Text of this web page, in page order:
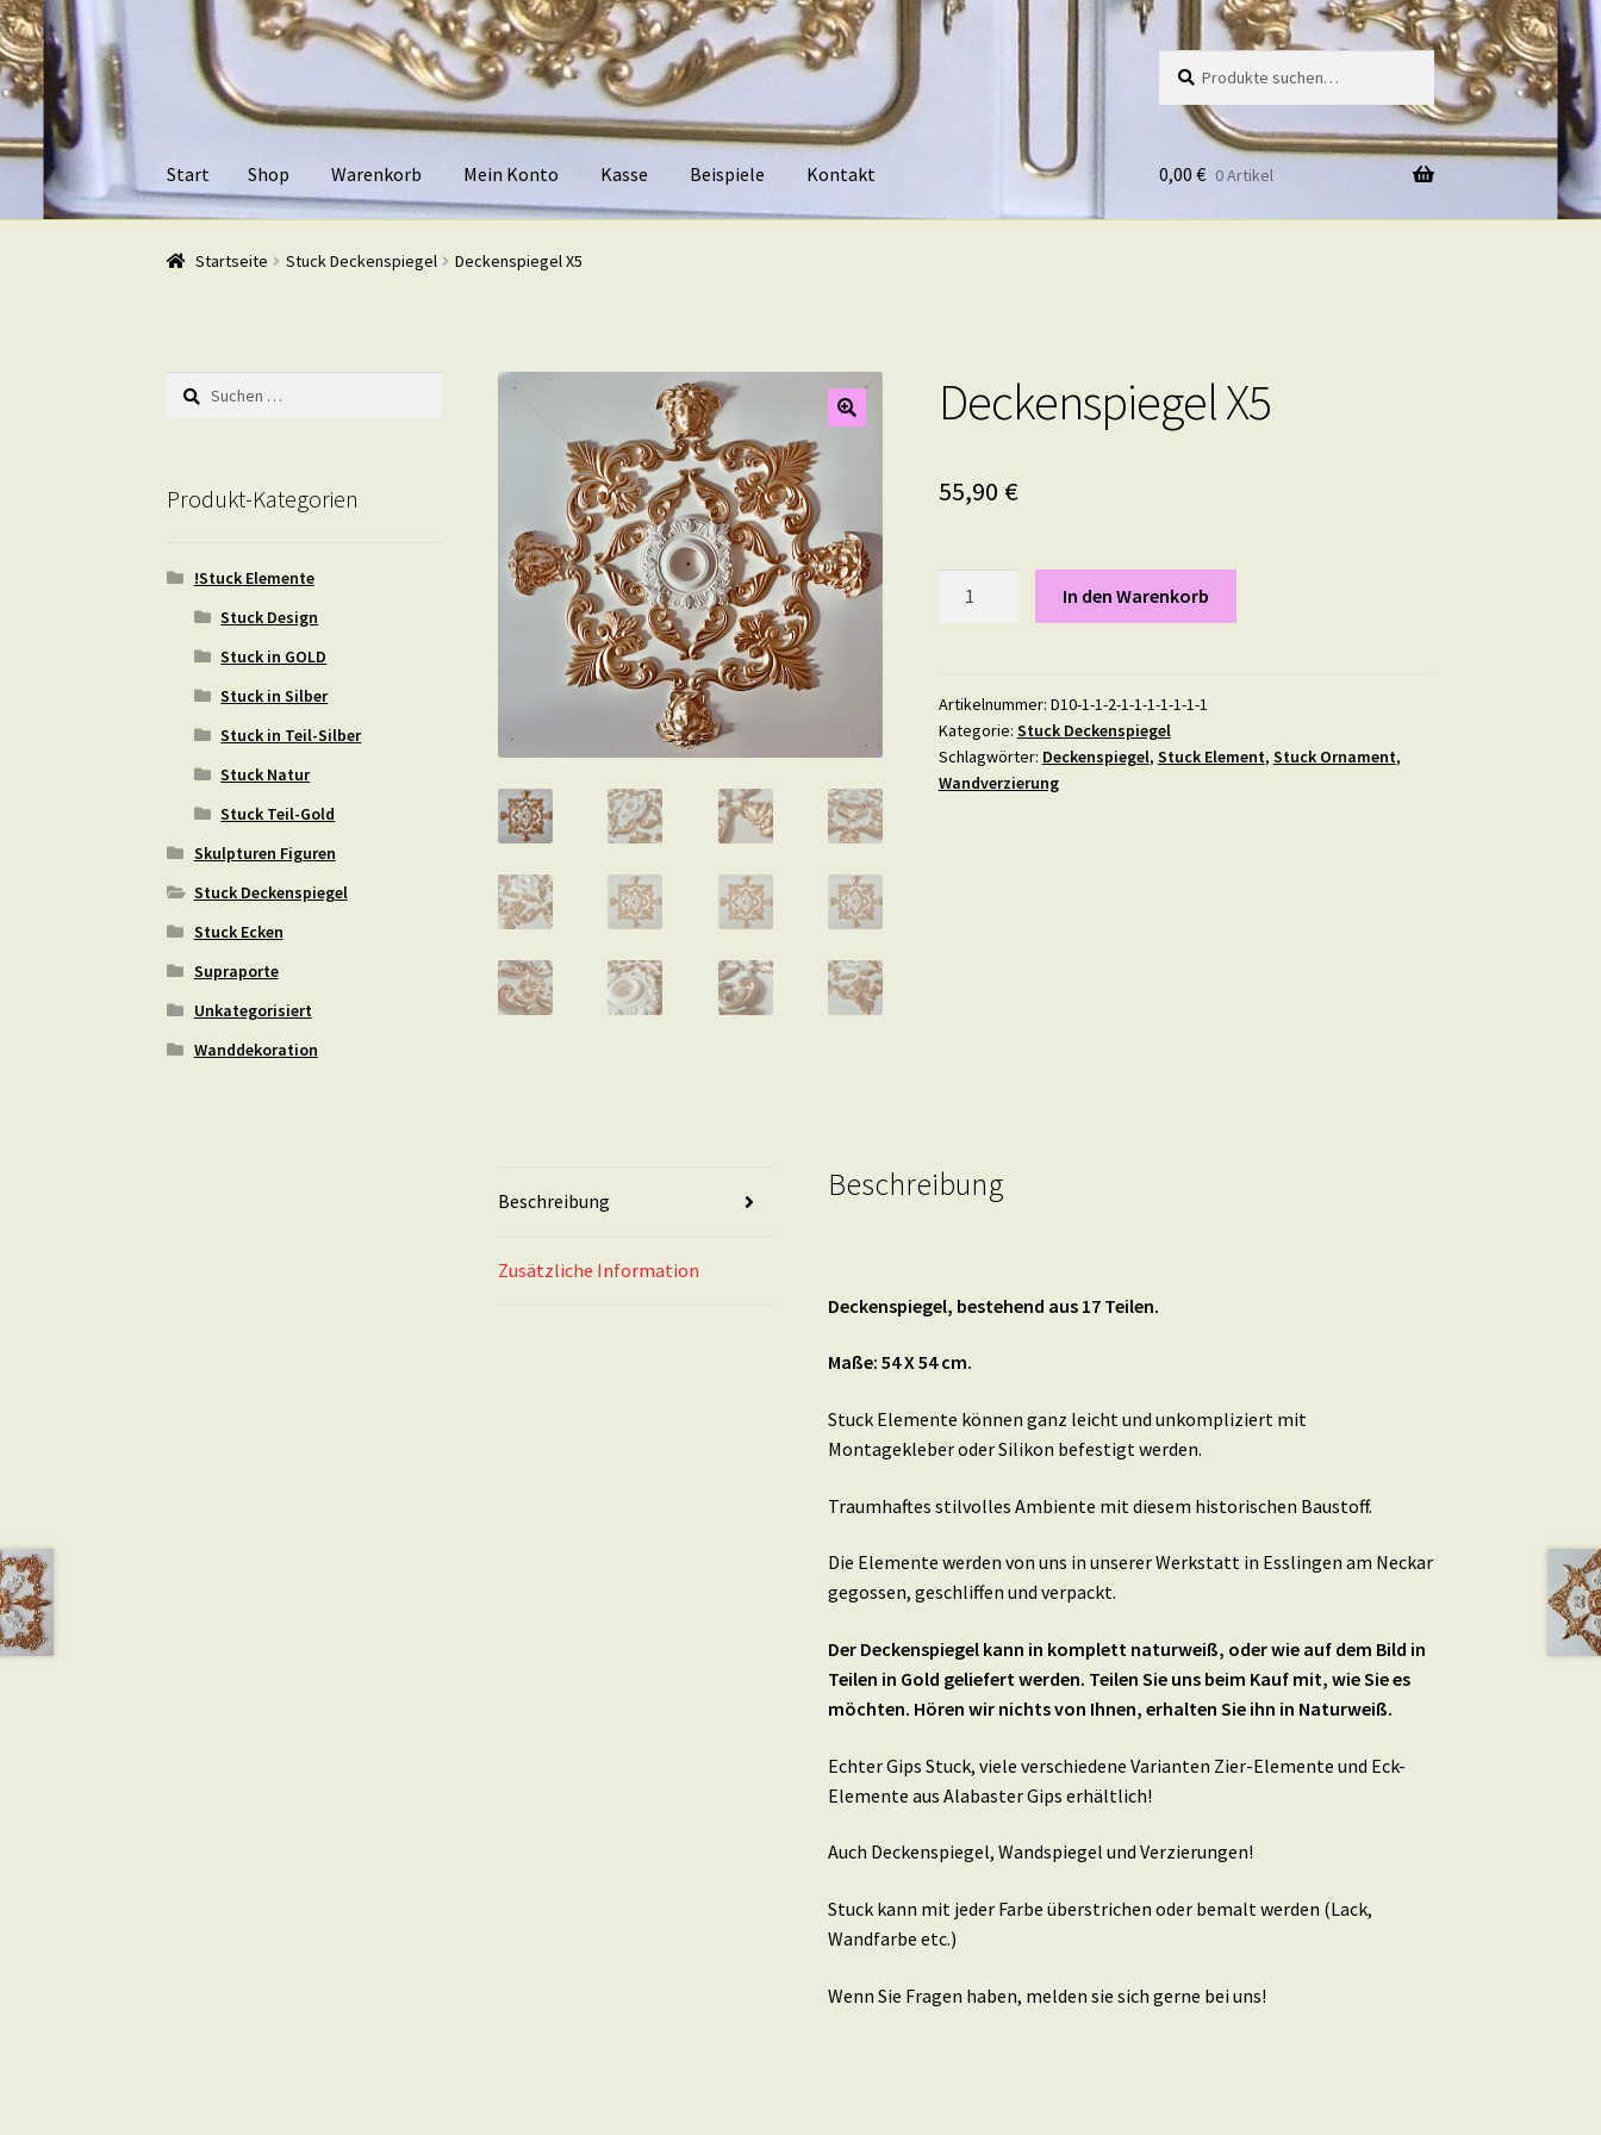
Zur
Navigation
springen
Zum
Inhalt
springen
nach:
Start Shop Warenkorb Mein Konto Kasse Beispiele Kontakt
Start ShopWarenkorb Mein Konto Kasse BeispieleKontakt
0,00 € 0 Artikel
Startseite Stuck Deckenspiegel Deckenspiegel X5
Deckenspiegel X5
55,90 €
In den Warenkorb
Artikelnummer: D10-1-1-2-1-1-1-1-1-1-1
Kategorie: Stuck Deckenspiegel
Schlagwörter: Deckenspiegel, Stuck Element, Stuck Ornament,
Wandverzierung
Beschreibung
Zusätzliche Information
Beschreibung
Deckenspiegel, bestehend aus 17 Teilen.
Maße: 54 X 54 cm.
Stuck Elemente können ganz leicht und unkompliziert mit
Montagekleber oder Silikon befestigt werden.
Traumhaftes stilvolles Ambiente mit diesem historischen Baustoff.
Die Elemente werden von uns in unserer Werkstatt in Esslingen am Neckar
gegossen, geschliffen und verpackt.
Der Deckenspiegel kann in komplett naturweiß, oder wie auf dem Bild in
Teilen in Gold geliefert werden. Teilen Sie uns beim Kauf mit, wie Sie es
möchten. Hören wir nichts von Ihnen, erhalten Sie ihn in Naturweiß.
Echter Gips Stuck, viele verschiedene Varianten Zier-Elemente und Eck-
Elemente aus Alabaster Gips erhältlich!
Auch Deckenspiegel, Wandspiegel und Verzierungen!
Stuck kann mit jeder Farbe überstrichen oder bemalt werden (Lack,
Wandfarbe etc.)
Wenn Sie Fragen haben, melden sie sich gerne bei uns!
Suchen
nach:
Produkt-Kategorien
!Stuck Elemente
Stuck Design
Stuck in GOLD
Stuck in Silber
Stuck in Teil-Silber
Stuck Natur
Stuck Teil-Gold
Skulpturen Figuren
Stuck Deckenspiegel
Stuck Ecken
Supraporte
Unkategorisiert
Wanddekoration